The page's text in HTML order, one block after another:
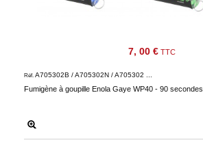
7, 00 € TTC
Fumigène à goupille Enola Gaye WP40 - 90 secondes
Réf. A705302B / A705302N / A705302 ...